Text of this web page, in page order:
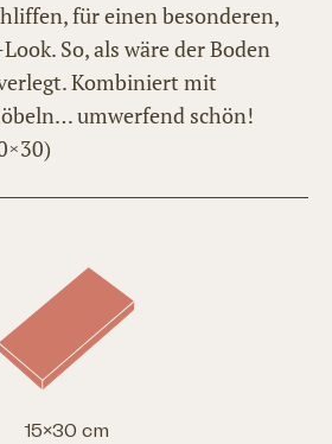
für einen besonderen,
So, als wäre der Boden
Kombiniert mit
umwerfend schön!
15×30 cm